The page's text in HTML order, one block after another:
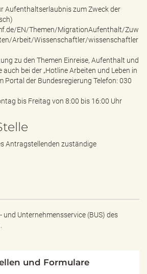
Aufenthaltserlaubnis zum Zweck der
EN/Themen/MigrationAufenthalt/Zuw
Arbeit/Wissenschaftler/wissenschaftler
zu den Themen Einreise, Aufenthalt und
auch bei der „Hotline Arbeiten und Leben in
Portal der Bundesregierung Telefon: 030
bis Freitag von 8:00 bis 16:00 Uhr
Antragstellenden zuständige
und Unternehmensservice (BUS) des
und Formulare